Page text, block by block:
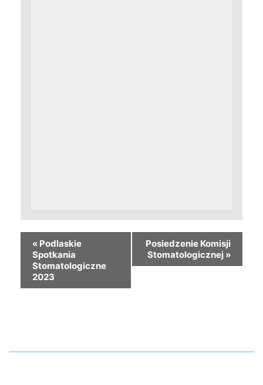
« Podlaskie
Spotkania
Stomatologiczne
2023
Posiedzenie Komisji
Stomatologicznej »